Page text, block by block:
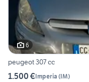
6
peugeot 307 cc
1.500 €Imperia (IM)